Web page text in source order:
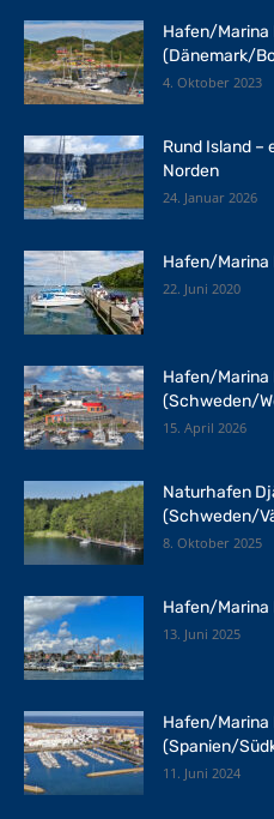
Hafen/
(Dänemark/
4. Oktober 2023
Rund Island –
Norden
24. Januar 2026
Hafen/Marina
22. Juni 2020
Hafen/Marina
(Schweden/
15. April 2026
Naturhafen
(Schweden/
8. Oktober 2025
Hafen/Marina
13. Juni 2025
Hafen/Marina
(Spanien/
11. Juni 2024